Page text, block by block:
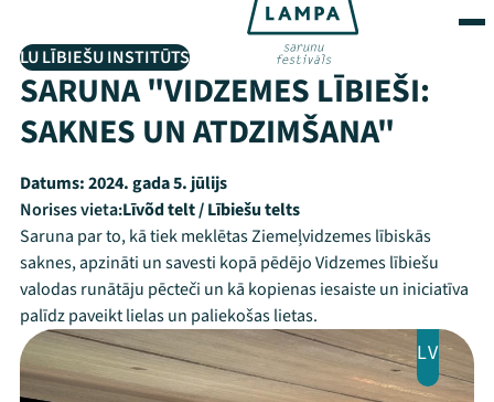
LU LĪBIEŠU INSTITŪTS
SARUNA "VIDZEMES LĪBIEŠI:
SAKNES UN ATDZIMŠANA"
Datums:2024. gada 5. jūlijs
Norises vieta:Līvõd telt / Lībiešu telts
Saruna par to, kā tiek meklētas Ziemeļvidzemes lībiskās
saknes, apzināti un savesti kopā pēdējo Vidzemes lībiešu
valodas runātāju pēcteči un kā kopienas iesaiste un iniciatīva
palīdz paveikt lielas un paliekošas lietas.
LV